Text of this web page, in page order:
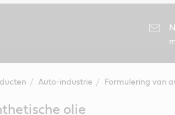
Auto-industrie Formulering van
olie